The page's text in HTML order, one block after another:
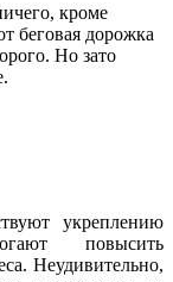
кроме
беговая дорожка
Но зато
укреплению
повысить
Неудивительно,